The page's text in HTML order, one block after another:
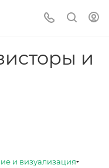
и
и визуализация